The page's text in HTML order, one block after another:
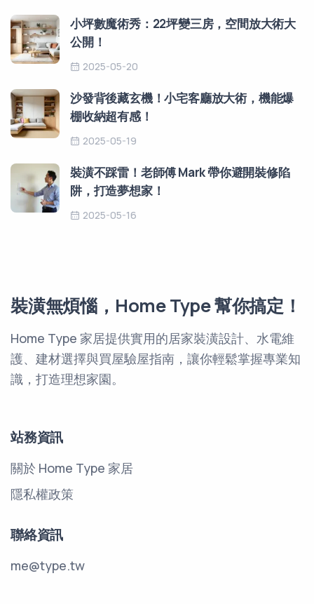
小坪數魔術秀：22坪變三房，空間放大術大
公開！
2025-05-20
沙發背後藏玄機！小宅客廳放大術，機能爆
棚收納超有感！
2025-05-19
裝潢不踩雷！老師傅 Mark 帶你避開裝修陷
阱，打造夢想家！
2025-05-16
裝潢無煩惱，Home Type 幫你搞定！
Home Type 家居提供實用的居家裝潢設計、水電維
護、建材選擇與買屋驗屋指南，讓你輕鬆掌握專業知
識，打造理想家園。
站務資訊
關於 Home Type 家居
隱私權政策
聯絡資訊
me@type.tw